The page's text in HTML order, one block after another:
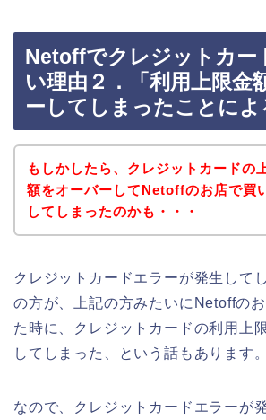
Netoffでクレジットカー
い理由２．「利用上限金
ーしてしまったことによ
もしかしたら、クレジットカードの
額をオーバーしてNetoffのお店で買
してしまったのかも・・・
クレジットカードエラーが発生して
の方が、上記の方みたいにNetoffの
た時に、クレジットカードの利用上
してしまった、という話もあります。
なので、クレジットカードエラーが